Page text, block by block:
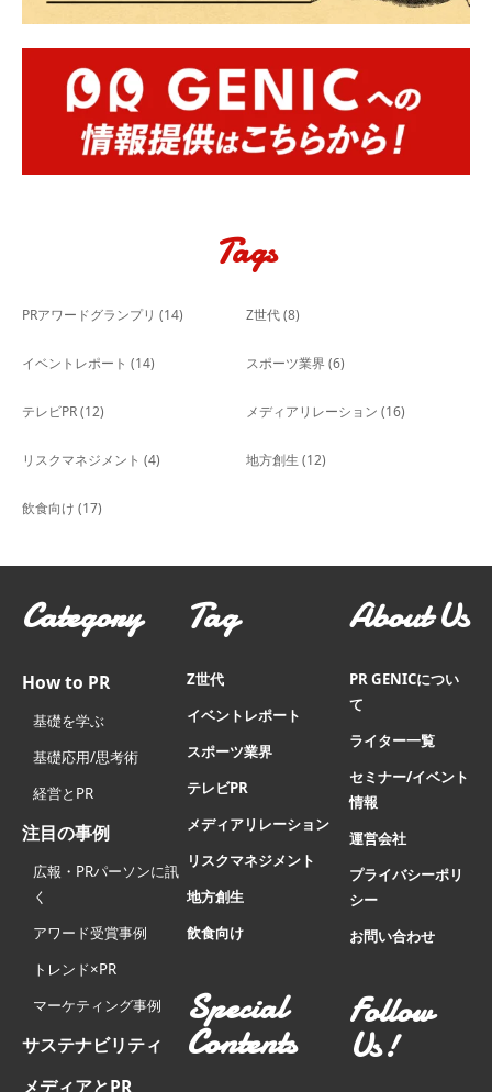
Tags
PRアワードグランプリ (14) Z世代(8)
イベントレポート (14) スポーツ業界 (6)
テレビPR(12) メディアリレーション (16)
リスクマネジメント (4) 地方創生 (12)
飲食向け (17)
Category
How to PR
基礎を学ぶ
基礎応用/思考術
経営とPR
注目の事例
広報・PRパーソンに訊
く
アワード受賞事例
トレンド×PR
マーケティング事例
サステナビリティ
メディアとPR
Tag
Z世代
イベントレポート
スポーツ業界
テレビPR
メディアリレーション
リスクマネジメント
地方創生
飲食向け
Special
Contents
About Us
PR GENICについ
て
ライター一覧
セミナー/イベント
情報
運営会社
プライバシーポリ
シー
お問い合わせ
Follow
Us!